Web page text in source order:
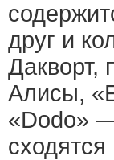
друг и
Дакворт,
Алисы,
«Dodo»